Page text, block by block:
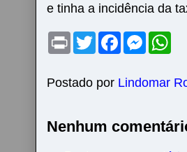
e tinha a incidência da
P
t
T
w
t
e
F
a
b
M
e
e
r
s
Postado por Lindomar
Nenhum